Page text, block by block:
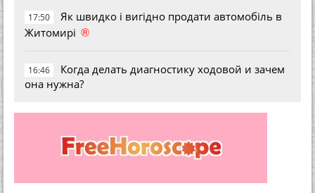
17:50
Як швидко і вигідно продати автомобіль в
Житомирі ®
16:46
Когда делать диагностику ходовой и зачем
она нужна?